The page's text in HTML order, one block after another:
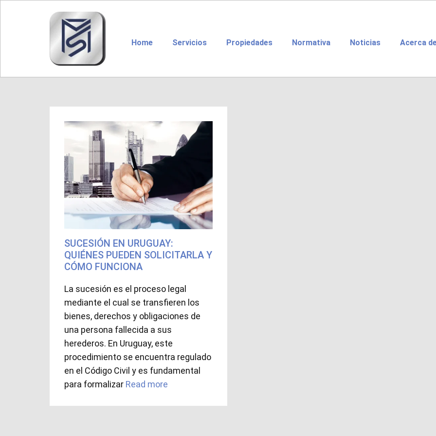
Home Servicios Propiedades Normativa Noticias Acerca
SUCESIÓN EN URUGUAY:
QUIÉNES PUEDEN SOLICITARLA Y
CÓMO FUNCIONA
La sucesión es el proceso legal
mediante el cual se transfieren los
bienes, derechos y obligaciones de
una persona fallecida a sus
herederos. En Uruguay, este
procedimiento se encuentra regulado
en el Código Civil y es fundamental
para formalizar Read more